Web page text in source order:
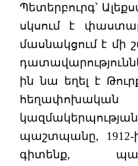
Պետերբուրգ՝
սկսում է
մասնակցում է մի
ին նա եղել է
պաշտպանը, 1912-
գիտենք,